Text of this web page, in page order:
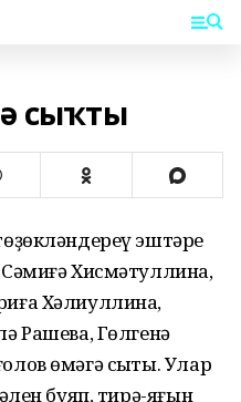
сыҡты
эштәре
Хисмәтуллина,
Хәлиуллина,
Рашева, Гөлгенә
өмәгә сыҡты. Улар
буяп, тирә-яғын